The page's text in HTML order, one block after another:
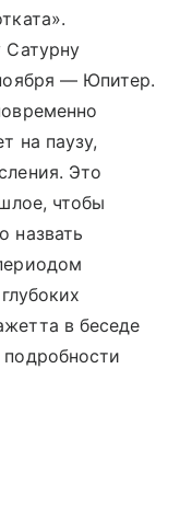
Сатурну
— Юпитер.
на паузу,
Это
чтобы
назвать
в беседе